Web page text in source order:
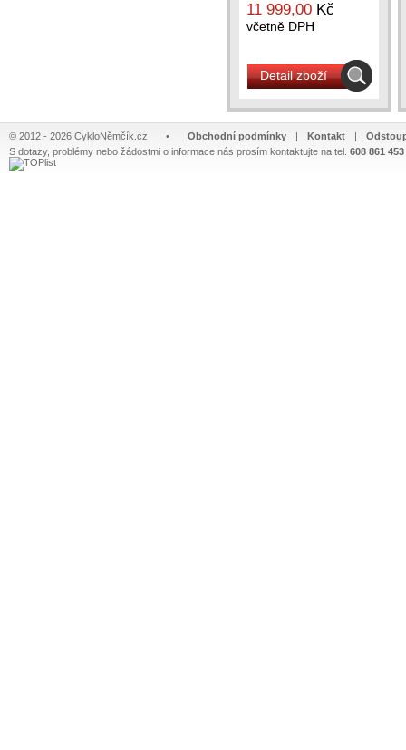
11 999,00 Kč
včetně DPH
Detail zboží
© 2012 - 2026 CykloNěmčík.cz • Obchodní podmínky | Kontakt |
S dotazy, problémy nebo žádostmi o informace nás prosím kontaktujte na tel. 608 861 453